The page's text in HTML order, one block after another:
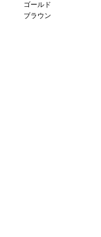
ゴールド
ブラウン